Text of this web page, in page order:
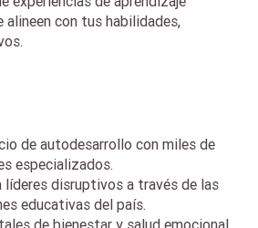
alineen con tus habilidades,
de autodesarrollo con miles de
especializados.
líderes disruptivos a través de las
educativas del país.